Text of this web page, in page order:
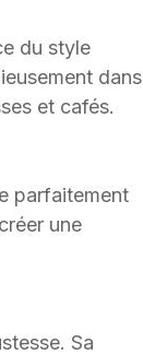
du style
dans
et cafés.
parfaitement
une
Sa